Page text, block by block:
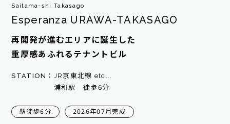
Saitama-shi Takasago
Esperanza URAWA-TAKASAGO
再開発が進むエリアに誕生した
重厚感あふれるテナントビル
STATION：
JR京東北線 etc...
浦和駅 徒歩6分
駅徒歩6分 2026年07月完成